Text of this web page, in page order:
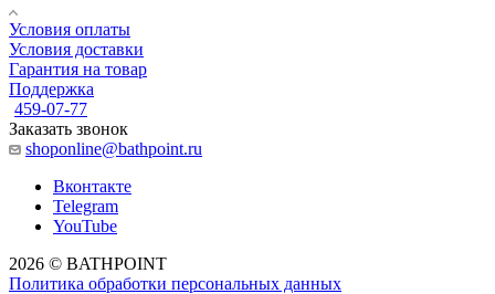
Условия оплаты
Условия доставки
Гарантия на товар
Поддержка
459-07-77
Заказать звонок
shoponline@bathpoint.ru
Вконтакте
Telegram
YouTube
2026 © BATHPOINT
Политика обработки персональных данных